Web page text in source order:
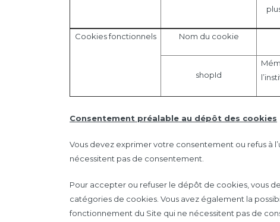
Cookies fonctionnels Nom du cookie
shopId
Consentement préalable au dépôt des cookies
Vous devez exprimer votre consentement ou refus à
nécessitent pas de consentement.
Pour accepter ou refuser le dépôt de cookies, vous
catégories de cookies. Vous avez également la
fonctionnement du Site qui ne nécessitent pas de